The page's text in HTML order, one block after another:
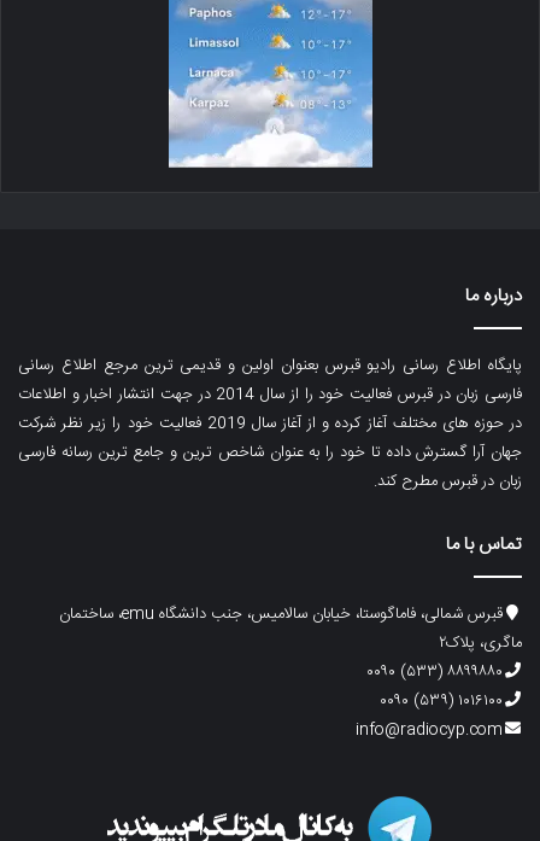
درباره ما
پایگاه اطلاع رسانی رادیو قبرس بعنوان اولین و قدیمی ترین مرجع اطلاع رسانی
فارسی زبان در قبرس فعالیت خود را از سال 2014 در جهت انتشار اخبار و اطلاعات
در حوزه های مختلف آغاز کرده و از آغاز سال 2019 فعالیت خود را زیر نظر شرکت
جهان آرا گسترش داده تا خود را به عنوان شاخص ترین و جامع ترین رسانه فارسی
زبان در قبرس مطرح کند.
تماس با ما
قبرس شمالی، فاماگوستا، خیابان سالامیس، جنب دانشگاه emu، ساختمان
ماگری، پلاک۲
۸۸۹۹۸۸۰ (۵۳۳) ۰۰۹۰
۱۰۱۶۱۰۰ (۵۳۹) ۰۰۹۰
info@radiocyp.com